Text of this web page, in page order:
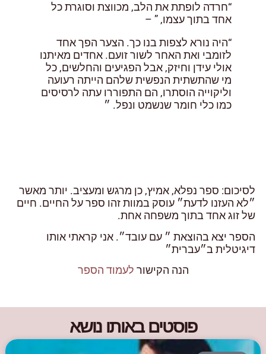
“חרדה לופתת את הלב, מכווצת וסוגרת כל
אחד בתוך עצמו, ” –
“היה נורא לצפות בנו כך. הצער הפך אחד
לזומבי ואת האחר לשור זועם. אחדים מאיתנו
אולי עידן וחיזק, אבל הפגיעים והחלשים, כל
מי שהתשתית הנפשית שלהם הייתה רעועה
וליקוייה הוסתרו, הם התפוררו עתה לרסיסים
כמו כלי חומר שנשמט ונפל. ״
לסיכום: ספר נפלא, אמיץ, כן מרגש ומעציב. יותר מאשר
״לא העזנו לדעת״ עוסק במוות זהו ספר על החיים. חיים
של זוג אחד בתוך משפחה אחת.
הספר יצא בהוצאת ״ עם עובד״. אני קראתי אותו
דיגיטלית ב״עברית״
הנה הקישור לעמוד הספר
פוסטים באותו נושא